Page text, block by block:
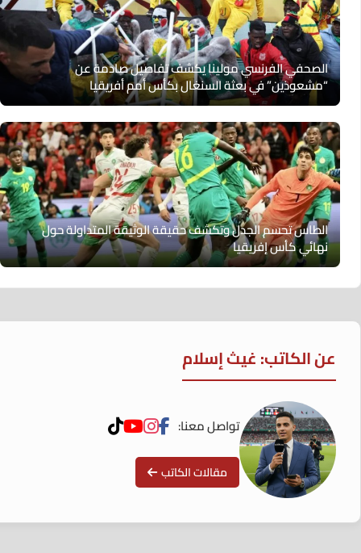
الصحفي الفرنسي مولينا يكشف تفاصيل صادمة عن
“مشعوذين” في بعثة السنغال بكأس أمم أفريقيا
الطاس تحسم الجدل وتكشف حقيقة الوثيقة المتداولة حول
نهائي كأس إفريقيا
عن الكاتب: غيث إسلام
تواصل معنا:
مقالات الكاتب